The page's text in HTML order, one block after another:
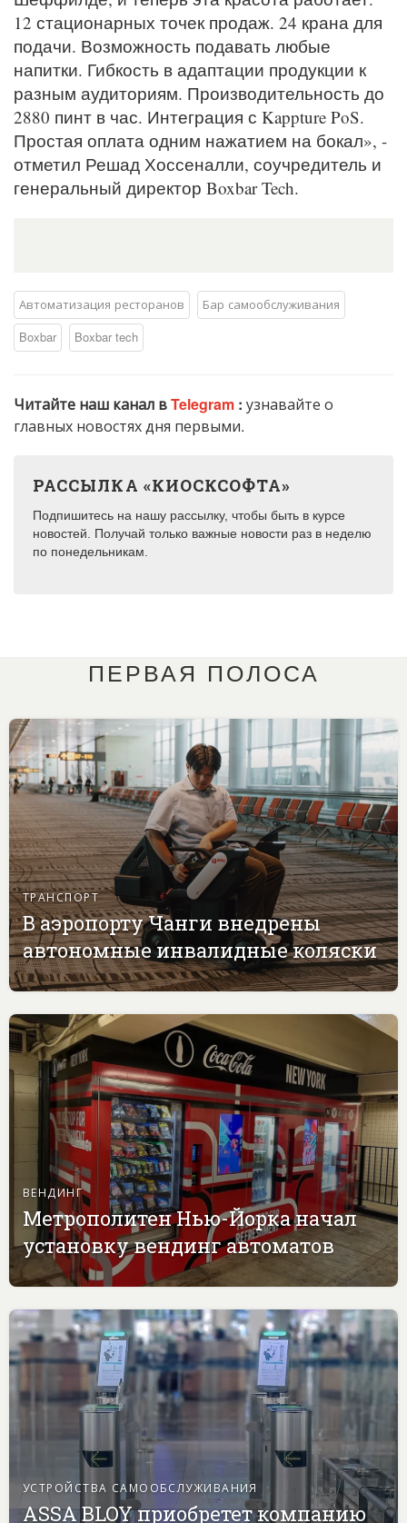
12 стационарных точек продаж. 24 крана для
подачи. Возможность подавать любые
напитки. Гибкость в адаптации продукции к
разным аудиториям. Производительность до
2880 пинт в час. Интеграция с Kappture PoS.
Простая оплата одним нажатием на бокал», -
отметил Решад Хоссеналли, соучредитель и
генеральный директор Boxbar Tech.
Автоматизация ресторанов
Бар самообслуживания
Boxbar
Boxbar tech
Читайте наш канал вTelegram : узнавайте о
главных новостях дня первыми.
РАССЫЛКА «КИОСКСОФТА»
Подпишитесь на нашу рассылку, чтобы быть в курсе
новостей. Получай только важные новости раз в неделю
по понедельникам.
ПЕРВАЯ ПОЛОСА
ТРАНСПОРТ
В аэропорту Чанги внедрены
автономные инвалидные коляски
ВЕНДИНГ
Метрополитен Нью-Йорка начал
установку вендинг автоматов
УСТРОЙСТВА САМООБСЛУЖИВАНИЯ
ASSA BLOY приобретет компанию